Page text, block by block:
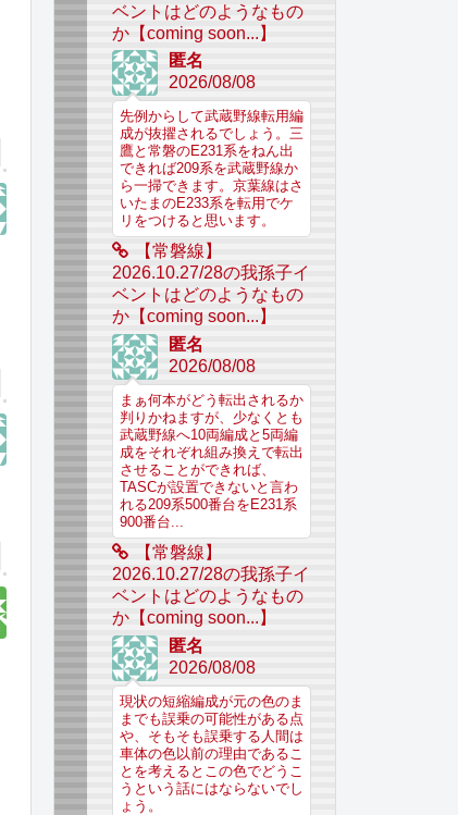
ベントはどのようなもの
か【coming soon...】
匿名
2026/08/08
先例からして武蔵野線転用編
成が抜擢されるでしょう。三
鷹と常磐のE231系をねん出
できれば209系を武蔵野線か
ら一掃できます。京葉線はさ
いたまのE233系を転用でケ
リをつけると思います。
【常磐線】
2026.10.27/28の我孫子イ
ベントはどのようなもの
か【coming soon...】
匿名
2026/08/08
まぁ何本がどう転出されるか
判りかねますが、少なくとも
武蔵野線へ10両編成と5両編
成をそれぞれ組み換えで転出
させることができれば、
TASCが設置できないと言わ
れる209系500番台をE231系
900番台...
【常磐線】
2026.10.27/28の我孫子イ
ベントはどのようなもの
か【coming soon...】
匿名
2026/08/08
現状の短縮編成が元の色のま
までも誤乗の可能性がある点
や、そもそも誤乗する人間は
車体の色以前の理由であるこ
とを考えるとこの色でどうこ
うという話にはならないでし
ょう。